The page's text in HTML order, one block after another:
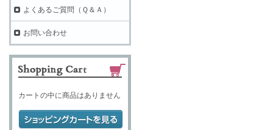
よくあるご質問（Ｑ＆Ａ）
お問い合わせ
カートの中に商品はありません